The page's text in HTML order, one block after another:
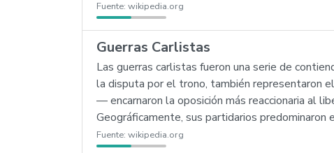
Fuente: wikipedia.org
Guerras Carlistas
Las guerras carlistas fueron una serie de
la disputa por el trono, también representaron
— encarnaron la oposición más reaccionaria al
Geográficamente, sus partidarios
Fuente: wikipedia.org